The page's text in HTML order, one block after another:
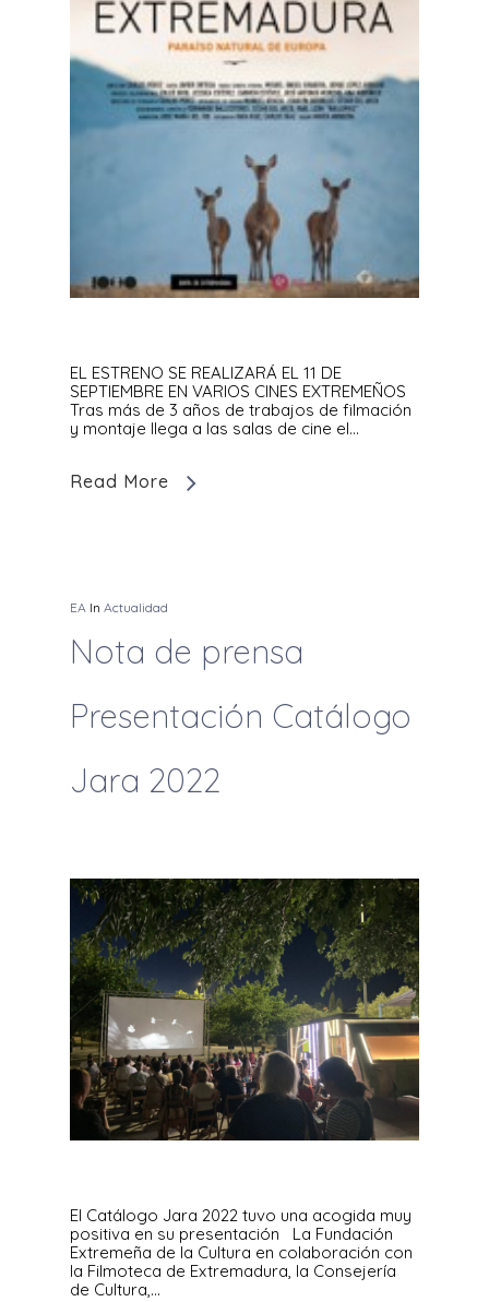
EL ESTRENO SE REALIZARÁ EL 11 DE
SEPTIEMBRE EN VARIOS CINES EXTREMEÑOS
Tras más de 3 años de trabajos de filmación
y montaje llega a las salas de cine el…
Read More
EA In Actualidad
Nota de prensa
Presentación Catálogo
Jara 2022
El Catálogo Jara 2022 tuvo una acogida muy
positiva en su presentación La Fundación
Extremeña de la Cultura en colaboración con
la Filmoteca de Extremadura, la Consejería
de Cultura,…